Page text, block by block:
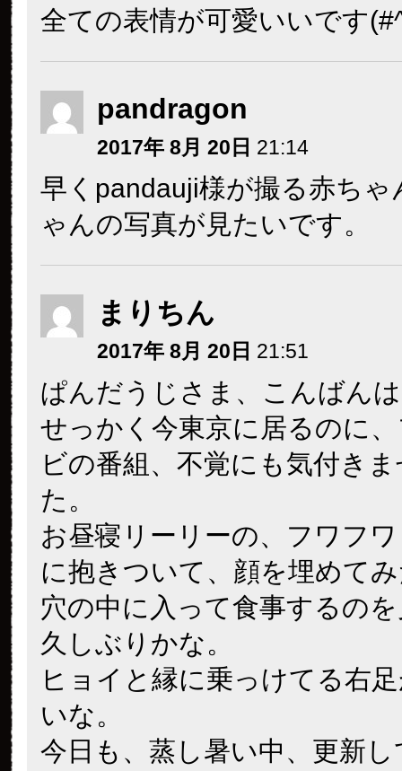
全ての表情が可愛いいです
pandragon
2017年 8月 20日 21:14
早くpandauji様が撮る赤ちゃ
ゃんの写真が見たいです。
まりちん
2017年 8月 20日 21:51
ぱんだうじさま、こんばん
せっかく今東京に居るのに
ビの番組、不覚にも気付き
た。
お昼寝リーリーの、フワフ
に抱きついて、顔を埋めて
穴の中に入って食事するの
久しぶりかな。
ヒョイと縁に乗っけてる右
いな。
今日も、蒸し暑い中、更新